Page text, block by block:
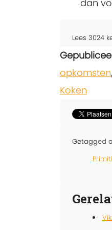
dan
Lees 3024
opkomsten,
Koken
Getagged